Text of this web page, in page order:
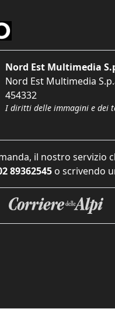
Nord Est Multimedia
Nord Est Multimedia
454332
I diritti delle immagini e dei
il nostro servizio
89362545 o scrivendo